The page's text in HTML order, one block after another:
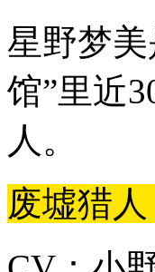
星野梦
馆”里近
人。
废墟猎人